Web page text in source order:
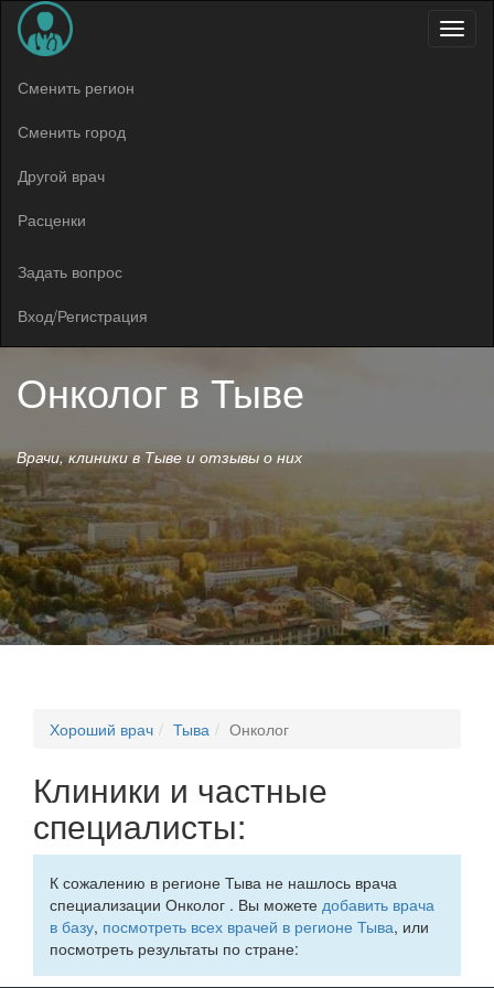
Меню
Сменить регион
Сменить город
Другой врач
Расценки
Задать вопрос
Вход/Регистрация
Онколог в Тыве
Врачи, клиники в Тыве и отзывы о них
Хороший врач Тыва Онколог
Клиники и частные
специалисты:
К сожалению в регионе Тыва не нашлось врача
специализации Онколог . Вы можете добавить врача
в базу, посмотреть всех врачей в регионе Тыва, или
посмотреть результаты по стране: